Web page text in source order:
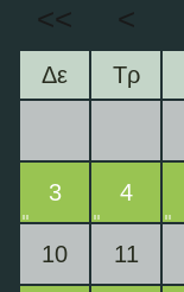
<< <
Δε Τρ
3 4
10 11